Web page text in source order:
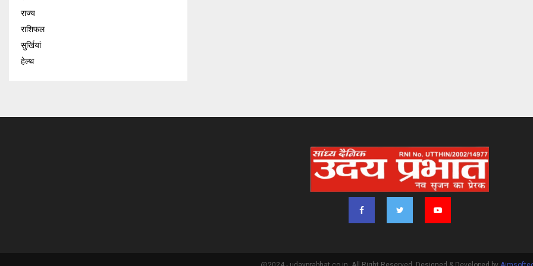
राज्य
राशिफल
सुर्खियां
हेल्थ